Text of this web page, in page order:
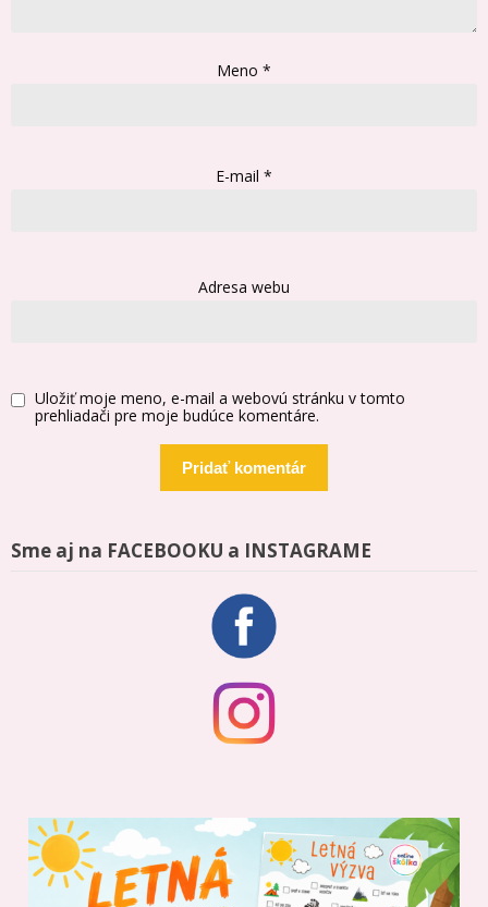
Meno *
E-mail *
Adresa webu
Uložiť moje meno, e-mail a webovú stránku v tomto
prehliadači pre moje budúce komentáre.
Sme aj na FACEBOOKU a INSTAGRAME